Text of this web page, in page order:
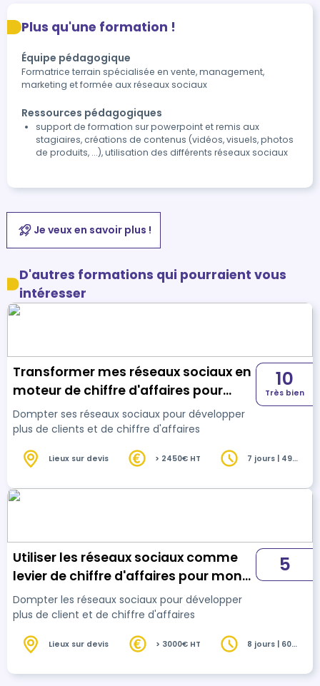
Plus qu'une formation !
Équipe pédagogique
Formatrice terrain spécialisée en vente, management,
marketing et formée aux réseaux sociaux
Ressources pédagogiques
support de formation sur powerpoint et remis aux
stagiaires, créations de contenus (vidéos, visuels, photos
de produits, ...), utilisation des différents réseaux sociaux
Je veux en savoir plus !
D'autres formations qui pourraient vous
intéresser
Transformer mes réseaux sociaux en
moteur de chiffre d'affaires pour
mon commerce !
Dompter ses réseaux sociaux pour développer
plus de clients et de chiffre d'affaires
10
Très bien
Lieux sur devis > 2450€ HT
7 jours | 49
Utiliser les réseaux sociaux comme
levier de chiffre d'affaires pour mon
institut de beauté
Dompter les réseaux sociaux pour développer
plus de client et de chiffre d'affaires
5
Lieux sur devis > 3000€ HT
8 jours | 60